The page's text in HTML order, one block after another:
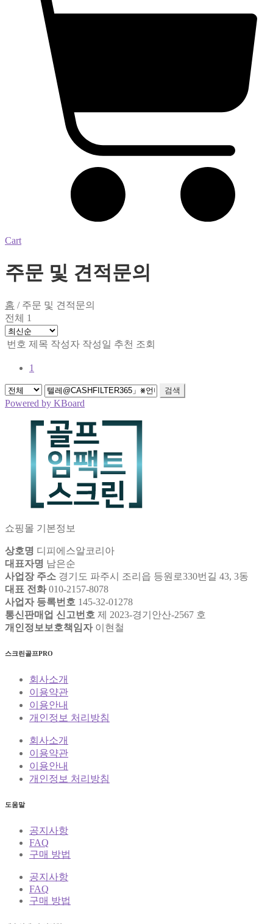
Cart
주문 및 견적문의
홈 / 주문 및 견적문의
전체 1
번호 제목 작성자 작성일 추천 조회
1
검색
Powered by KBoard
쇼핑몰 기본정보
상호명 디피에스알코리아
대표자명 남은순
사업장 주소 경기도 파주시 조리읍 등원로330번길 43, 3동
대표 전화010-2157-8078
사업자 등록번호 145-32-01278
통신판매업 신고번호 제 2023-경기안산-2567 호
개인정보보호책임자이현철
스크린골프PRO
회사소개
이용약관
이용안내
개인정보 처리방침
회사소개
이용약관
이용안내
개인정보 처리방침
도움말
공지사항
FAQ
구매 방법
공지사항
FAQ
구매 방법